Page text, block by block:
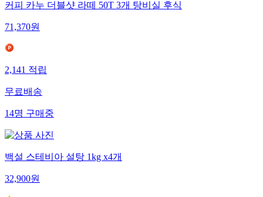
커피 카누 더블샷 라떼 50T 3개 탕비실 후식
71,370원
2,141적립
무료배송
14명구매중
백설 스테비아 설탕 1kg x4개
32,900원